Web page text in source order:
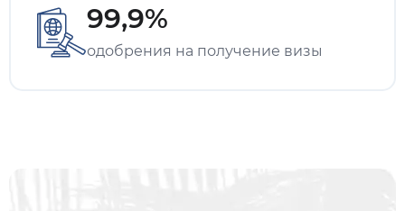
99,9%
одобрения на получение визы